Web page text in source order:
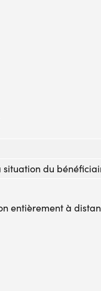
situation du
entièrement à